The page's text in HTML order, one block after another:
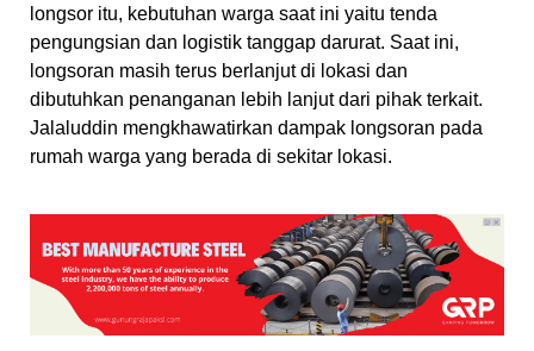
longsor itu, kebutuhan warga saat ini yaitu tenda
pengungsian dan logistik tanggap darurat. Saat ini,
longsoran masih terus berlanjut di lokasi dan
dibutuhkan penanganan lebih lanjut dari pihak terkait.
Jalaluddin mengkhawatirkan dampak longsoran pada
rumah warga yang berada di sekitar lokasi.